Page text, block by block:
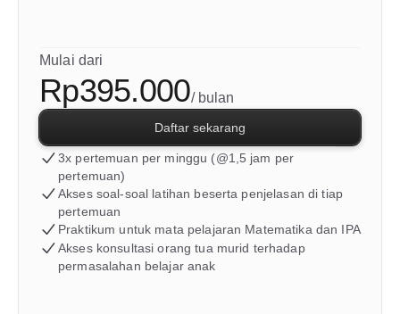
Mulai dari
Rp395.000/ bulan
Daftar sekarang
3x pertemuan per minggu (@1,5 jam per
pertemuan)
Akses soal-soal latihan beserta penjelasan di tiap
pertemuan
Praktikum untuk mata pelajaran Matematika dan IPA
Akses konsultasi orang tua murid terhadap
permasalahan belajar anak